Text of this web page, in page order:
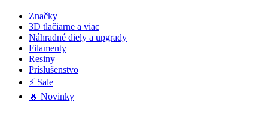
Značky
3D tlačiarne a viac
Náhradné diely a upgrady
Filamenty
Resiny
Príslušenstvo
⚡ Sale
🔥 Novinky